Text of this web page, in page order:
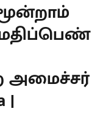
மதிப்பெண்
அமைச்சர்
|